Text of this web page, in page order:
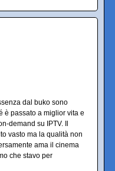
dal buko sono
è passato a miglior vita e
demand su IPTV. Il
vasto ma la qualità non
ama il cinema
che stavo per